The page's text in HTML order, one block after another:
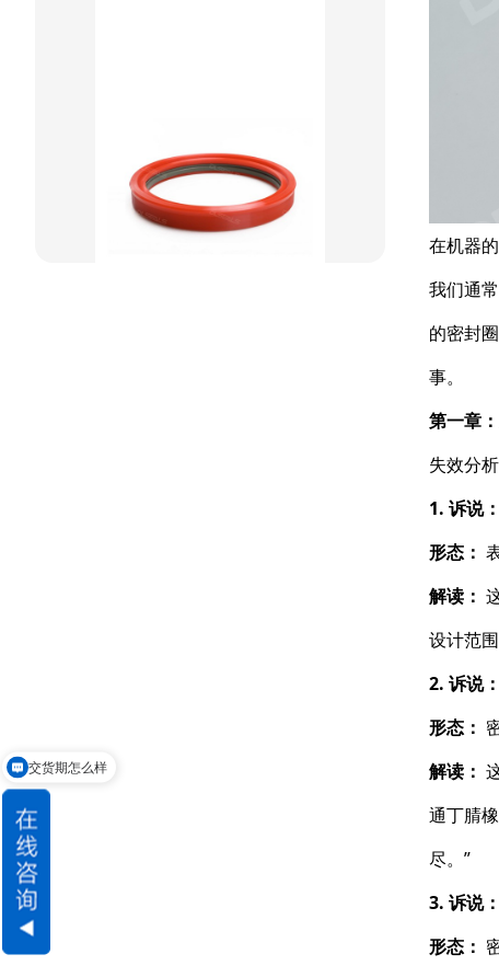
星型双O组合
阶梯组合封
在机器
我们通
的密封
事。
第一章
失效分
1. 诉说
形态：
解读：
设计范
2. 诉说
形态：
解读：
通丁腈
尽。”
3. 诉说
形态：
请问可以定制吗